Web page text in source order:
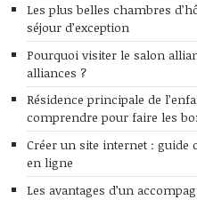
Les plus belles chambres
séjour d’exception
Pourquoi visiter le salon
alliances ?
Résidence principale de
comprendre pour faire les
Créer un site internet : guide
en ligne
Les avantages d’un